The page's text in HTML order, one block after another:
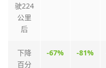
驶224
公里
后
下降
百分
-67% -81%